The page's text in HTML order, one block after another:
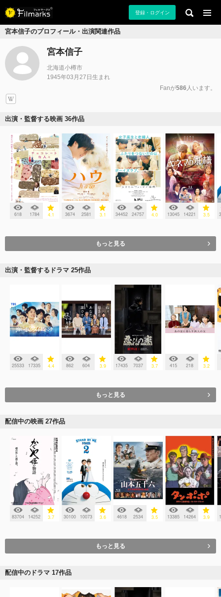
登録・ログイン
宮本信子のプロフィール・出演関連作品
宮本信子
北海道小樽市
1945年03月27日生まれ
Fanが586 人います。
出演・監督する映画 36作品
618 1784 4.1 3674 2581 3.1 34452 24757 4.0 13045 14221 3.5
もっと見る
出演・監督するドラマ 25作品
25533 17335 4.4 862 604 3.9 17435 7037 3.7 415 218 3.2
もっと見る
配信中の映画 27作品
83704 14252 3.7 30100 10073 3.6 4618 2534 3.5 13385 14264 3.9
もっと見る
配信中のドラマ 17作品